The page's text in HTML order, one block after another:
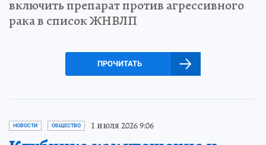
включить препарат против агрессивного
рака в список ЖНВЛП
ПРОЧИТАТЬ
НОВОСТИ ОБЩЕСТВО 1 июля 2026 9:06